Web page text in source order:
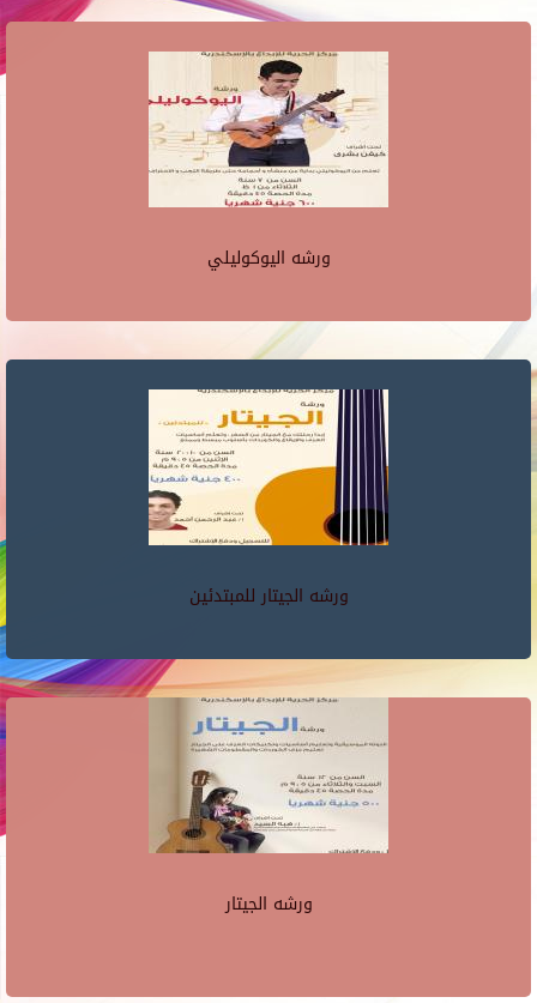
ورشه اليوكوليلي
ورشه الجيتار للمبتدئين
ورشه الجيتار